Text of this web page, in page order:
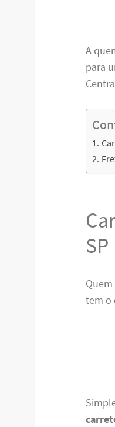
A
para
SP
tem o